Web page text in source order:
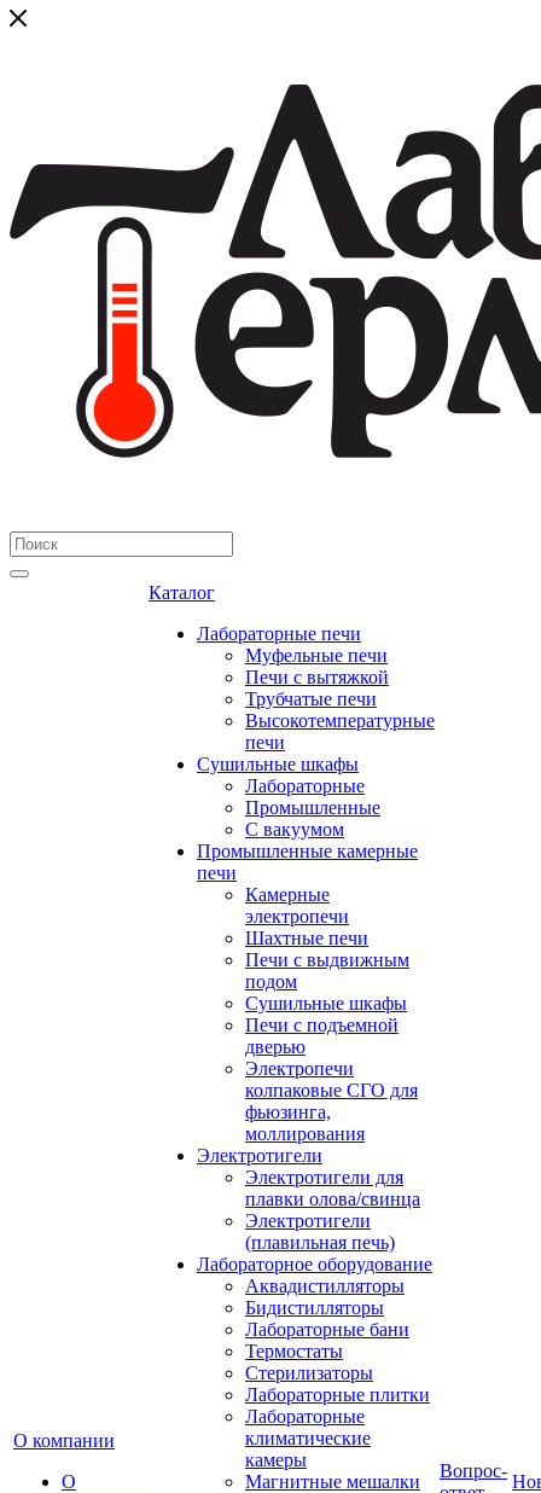
О компании
О
Каталог
Лабораторные печи
Муфельные печи
Печи с вытяжкой
Трубчатые печи
Высокотемпературные
печи
Сушильные шкафы
Лабораторные
Промышленные
С вакуумом
Промышленные камерные
печи
Камерные
электропечи
Шахтные печи
Печи с выдвижным
подом
Сушильные шкафы
Печи с подъемной
дверью
Электропечи
колпаковые СГО для
фьюзинга,
моллирования
Электротигели
Электротигели для
плавки олова/свинца
Электротигели
(плавильная печь)
Лабораторное оборудование
Аквадистилляторы
Бидистилляторы
Лабораторные бани
Термостаты
Стерилизаторы
Лабораторные плитки
Лабораторные
климатические
камеры
Магнитные мешалки
Вопрос-